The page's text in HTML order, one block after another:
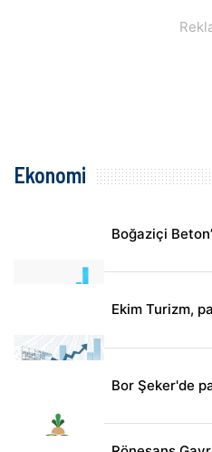
Ekonomi
Boğaziçi
Ekim Turizm,
Bor Şeker'de